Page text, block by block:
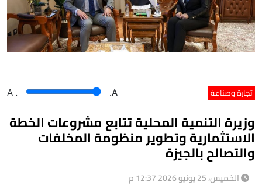
تجارة وصناعة A . .A
وزيرة التنمية المحلية تتابع مشروعات الخطة
الاستثمارية وتطوير منظومة المخلفات
والتصالح بالجيزة
الخميس، 25 يونيو 2026 12:37 م